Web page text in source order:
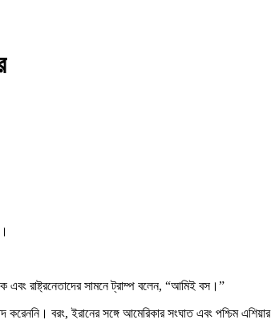
এবং রাষ্ট্রনেতাদের সামনে ট্রাম্প বলেন, “আমিই বস।”
বরং, ইরানের সঙ্গে আমেরিকার সংঘাত এবং পশ্চিম এশিয়ার